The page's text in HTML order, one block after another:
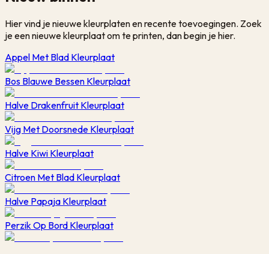
Hier vind je nieuwe kleurplaten en recente toevoegingen. Zoek
je een nieuwe kleurplaat om te printen, dan begin je hier.
Appel Met Blad Kleurplaat
Bos Blauwe Bessen Kleurplaat
Halve Drakenfruit Kleurplaat
Vijg Met Doorsnede Kleurplaat
Halve Kiwi Kleurplaat
Citroen Met Blad Kleurplaat
Halve Papaja Kleurplaat
Perzik Op Bord Kleurplaat